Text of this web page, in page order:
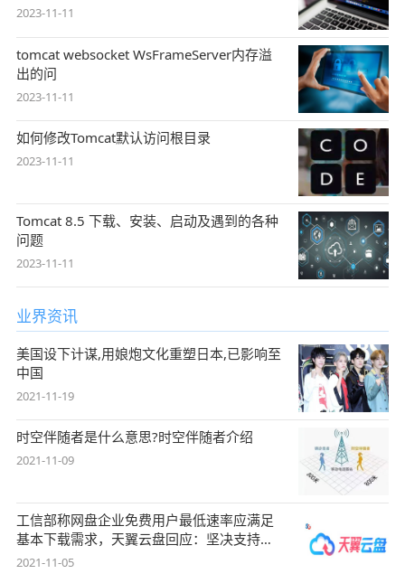
2023-11-11
tomcat websocket WsFrameServer内存溢
出的问
2023-11-11
如何修改Tomcat默认访问根目录
2023-11-11
Tomcat 8.5 下载、安装、启动及遇到的各种
问题
2023-11-11
业界资讯
美国设下计谋,用娘炮文化重塑日本,已影响至
中国
2021-11-19
时空伴随者是什么意思?时空伴随者介绍
2021-11-09
工信部称网盘企业免费用户最低速率应满足
基本下载需求，天翼云盘回应：坚决支持，
始终
2021-11-05